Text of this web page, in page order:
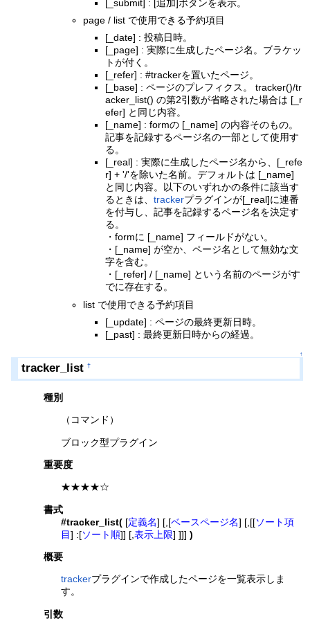
[_submit] : [追加]ボタンを表示。
page / list で使用できる予約項目
[_date] : 投稿日時。
[_page] : 実際に生成したページ名。ブラケッ
トが付く。
[_refer] : #trackerを置いたページ。
[_base] : ページのプレフィクス。 tracker()/tr
acker_list() の第2引数が省略された場合は [_r
efer] と同じ内容。
[_name] : formの [_name] の内容そのもの。
記事を記録するページ名の一部として使用す
る。
[_real] : 実際に生成したページ名から、[_refe
r] + '/'を除いた名前。デフォルトは [_name]
と同じ内容。以下のいずれかの条件に該当す
るときは、trackerプラグインが[_real]に連番
を付与し、記事を記録するページ名を決定す
る。
・formに [_name] フィールドがない。
・[_name] が空か、ページ名として無効な文
字を含む。
・[_refer] / [_name] という名前のページがす
でに存在する。
list で使用できる予約項目
[_update] : ページの最終更新日時。
[_past] : 最終更新日時からの経過。
↑
tracker_list †
種別
（コマンド）
ブロック型プラグイン
重要度
★★★★☆
書式
#tracker_list( [定義名] [,[ベースページ名] [,[[ソート項
目] :[ソート順]] [,表示上限] ]]])
概要
trackerプラグインで作成したページを一覧表示しま
す。
引数